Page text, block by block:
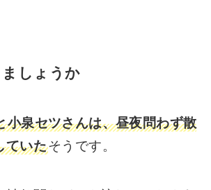
しょうか
小泉セツさんは、昼夜問わず散
ていたそうです。